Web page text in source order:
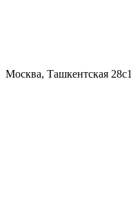
Москва, Ташкентская 28с1